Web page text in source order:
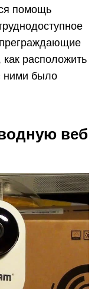
помощь
расположить
ними было
веб